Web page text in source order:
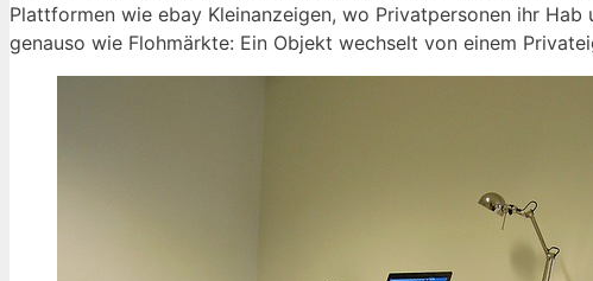
Plattformen wie ebay Kleinanzeigen, wo Privatpersonen ihr
genauso wie Flohmärkte: Ein Objekt wechselt von einem